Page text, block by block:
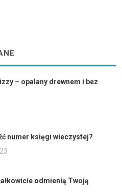
– opalany drewnem i bez
numer księgi wieczystej?
odmienią Twoją